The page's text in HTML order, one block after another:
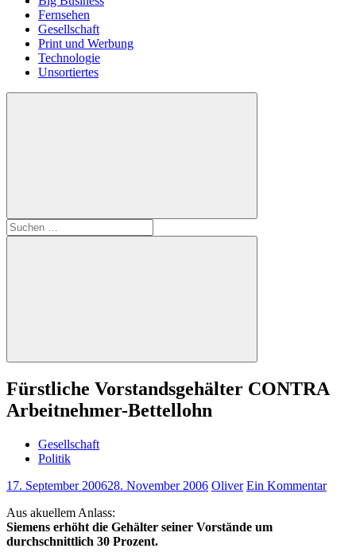
Fernsehen
Gesellschaft
Print und Werbung
Technologie
Unsortiertes
Suchen
nach:
Suchen
Fürstliche Vorstandsgehälter CONTRA
Arbeitnehmer-Bettellohn
Gesellschaft
Politik
17. September 200628. November 2006 Oliver Ein Kommentar
Aus akuellem Anlass:
Siemens erhöht die Gehälter seiner Vorstände um
durchschnittlich 30 Prozent.